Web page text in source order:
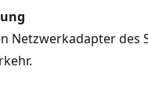
Netzwerkadapter des